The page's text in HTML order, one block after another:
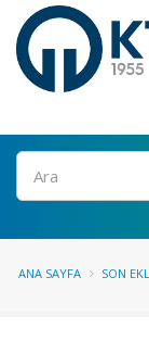
Ara
ANA SAYFA SON